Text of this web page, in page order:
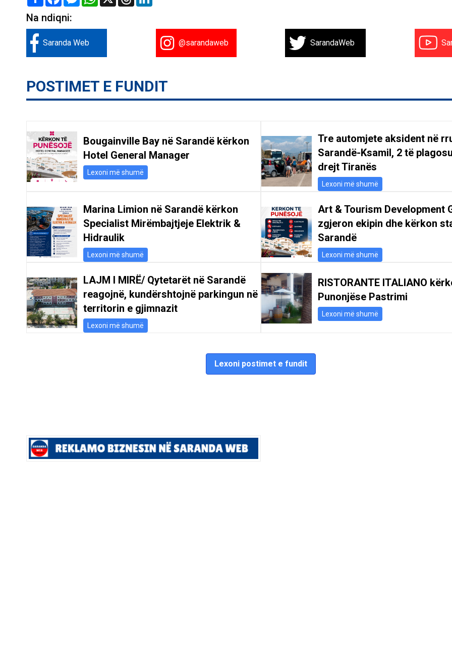
Na ndiqni:
Saranda Web @sarandaweb SarandaWeb
POSTIMET E FUNDIT
Bougainville Bay në Sarandë kërkon
Hotel General Manager
Lexoni më shumë
Tre automjete aksident në
Sarandë-Ksamil, 2 të
drejt Tiranës
Lexoni më shumë
Marina Limion në Sarandë kërkon
Specialist Mirëmbajtjeje Elektrik &
Hidraulik
Lexoni më shumë
Art & Tourism Development
zgjeron ekipin dhe kërkon
Sarandë
Lexoni më shumë
LAJM I MIRË/ Qytetarët në Sarandë
reagojnë, kundërshtojnë parkingun në
territorin e gjimnazit
Lexoni më shumë
RISTORANTE ITALIANO
Punonjëse Pastrimi
Lexoni më shumë
Lexoni postimet e fundit